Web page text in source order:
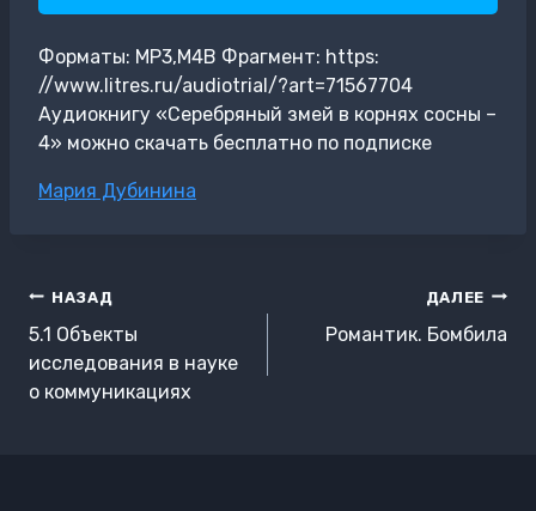
Форматы: MP3,M4B Фрагмент: https:
//www.litres.ru/audiotrial/?art=71567704
Аудиокнигу «Серебряный змей в корнях сосны –
4» можно скачать бесплатно по подписке
Метки
Мария Дубинина
Навигация
по
записям
НАЗАД
5.1 Объекты
исследования в науке
о коммуникациях
ДАЛЕЕ
Романтик. Бомбила